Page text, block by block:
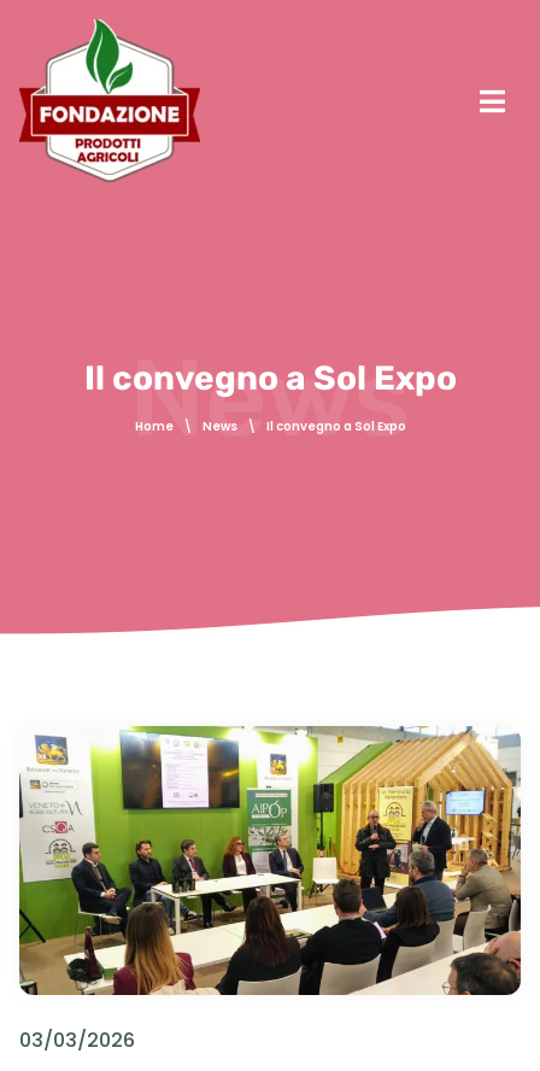
News
Il convegno a Sol Expo
Home \ News \ Il convegno a Sol Expo
03/03/2026